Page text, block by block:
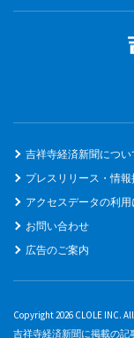
吉祥寺経済新聞につい
プレスリリース・情
アクセスデータの利用
お問い合わせ
広告のご案内
Copyright 2026 CLOLE INC.
吉祥寺経済新聞に掲載の記